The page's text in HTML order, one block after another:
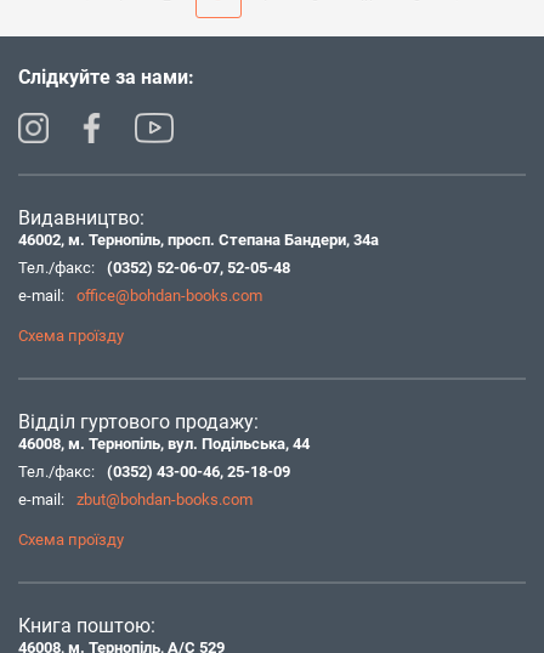
Слідкуйте за нами:
Видавництво:
46002, м. Тернопіль, просп. Степана Бандери, 34а
Тел./факс:
(0352) 52-06-07, 52-05-48
e-mail:
office@bohdan-books.com
Схема проїзду
Відділ гуртового продажу:
46008, м. Тернопіль, вул. Подільська, 44
Тел./факс:
(0352) 43-00-46, 25-18-09
e-mail:
zbut@bohdan-books.com
Схема проїзду
Книга поштою:
46008, м. Тернопіль, А/С 529